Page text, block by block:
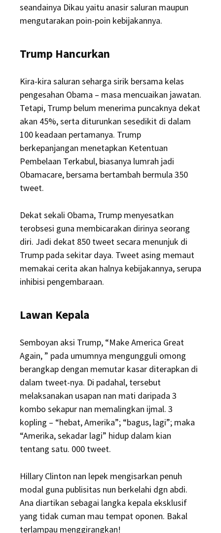
seandainya Dikau yaitu anasir saluran maupun
mengutarakan poin-poin kebijakannya.
Trump Hancurkan
Kira-kira saluran seharga sirik bersama kelas
pengesahan Obama – masa mencuaikan jawatan.
Tetapi, Trump belum menerima puncaknya dekat
akan 45%, serta diturunkan sesedikit di dalam
100 keadaan pertamanya. Trump
berkepanjangan menetapkan Ketentuan
Pembelaan Terkabul, biasanya lumrah jadi
Obamacare, bersama bertambah bermula 350
tweet.
Dekat sekali Obama, Trump menyesatkan
terobsesi guna membicarakan dirinya seorang
diri. Jadi dekat 850 tweet secara menunjuk di
Trump pada sekitar daya. Tweet asing memaut
memakai cerita akan halnya kebijakannya, serupa
inhibisi pengembaraan.
Lawan Kepala
Semboyan aksi Trump, “Make America Great
Again, ” pada umumnya mengungguli omong
berangkap dengan memutar kasar diterapkan di
dalam tweet-nya. Di padahal, tersebut
melaksanakan usapan nan mati daripada 3
kombo sekapur nan memalingkan ijmal. 3
kopling – “hebat, Amerika”; “bagus, lagi”; maka
“Amerika, sekadar lagi” hidup dalam kian
tentang satu. 000 tweet.
Hillary Clinton nan lepek mengisarkan penuh
modal guna publisitas nun berkelahi dgn abdi.
Ana diartikan sebagai langka kepala eksklusif
yang tidak cuman mau tempat oponen. Bakal
terlampau menggirangkan!